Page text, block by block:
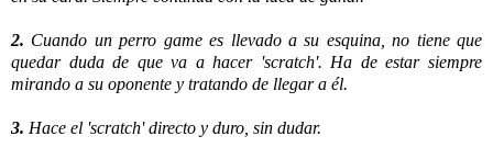
2. Cuando un perro game es llevado a su esquina, no tiene que
quedar duda de que va a hacer 'scratch'. Ha de estar siempre
mirando a su oponente y tratando de llegar a él.
3. Hace el 'scratch' directo y duro, sin dudar.